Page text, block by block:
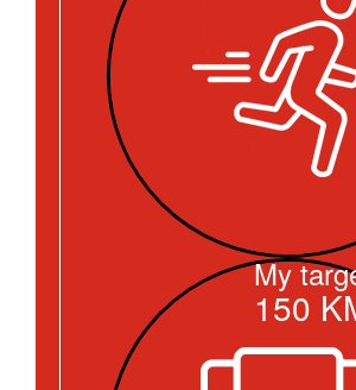
My
150